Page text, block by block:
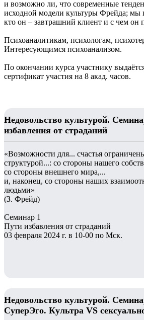
и возможно ли, что современные
исходной модели культуры Фрейда; мы
кто он – завтрашний клиент и с чем он
Психоаналитикам, психологам,
Интересующимся психоанализом.
По окончании курса участнику
сертификат участия на 8 акад. часов.
Недовольство культурой.
избавления от страданий
«Возможности для... счастья
структурой...: со стороны нашего
со стороны внешнего мира,...
и, наконец, со стороны наших
людьми»
(З. Фрейд)
Семинар 1
Пути избавления от страданий
03 февраля 2024 г. в 10-00 по Мск.
Недовольство культурой.
СуперЭго. Культра VS